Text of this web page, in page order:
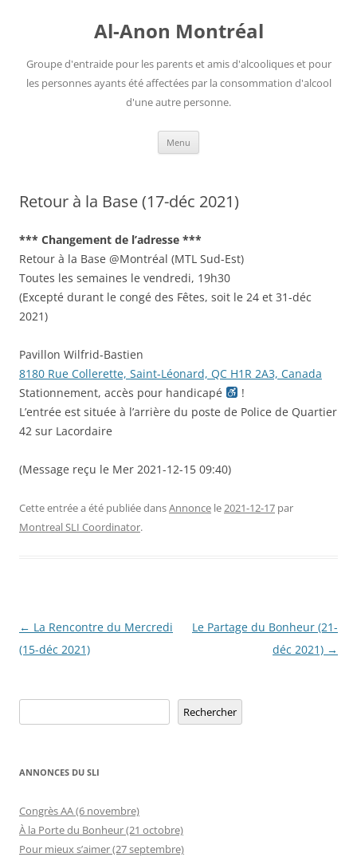
Al-Anon Montréal
Groupe d'entraide pour les parents et amis d'alcooliques et pour
les personnes ayants été affectées par la consommation d'alcool
d'une autre personne.
Menu
Retour à la Base (17-déc 2021)
*** Changement de l’adresse ***
Retour à la Base @Montréal (MTL Sud-Est)
Toutes les semaines le vendredi, 19h30
(Excepté durant le congé des Fêtes, soit le 24 et 31-déc
2021)
Pavillon Wilfrid-Bastien
8180 Rue Collerette, Saint-Léonard, QC H1R 2A3, Canada
Stationnement, accès pour handicapé
!
L’entrée est située à l’arrière du poste de Police de Quartier
42 sur Lacordaire
(Message reçu le Mer 2021-12-15 09:40)
Cette entrée a été publiée dansAnnonce le2021-12-17 par
Montreal SLI Coordinator.
Navigation
des
← La Rencontre du Mercredi
(15-déc 2021)
Le Partage du Bonheur (21-
déc 2021) →
Rechercher
ANNONCES DU SLI
Congrès AA (6 novembre)
À la Porte du Bonheur (21 octobre)
Pour mieux s’aimer (27 septembre)